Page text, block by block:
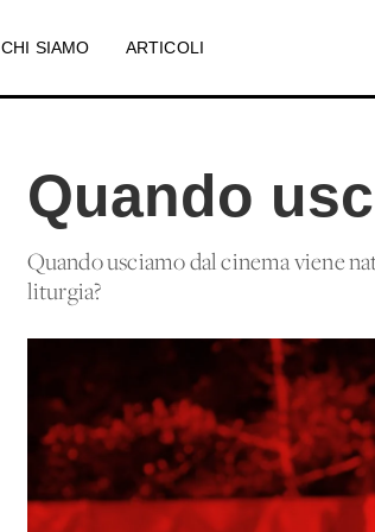
CHI SIAMO ARTICOLI
Quando
Quando usciamo dal cinema viene
liturgia?